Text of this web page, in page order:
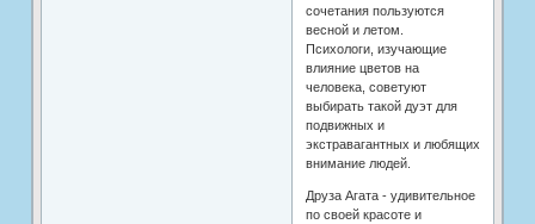
сочетания пользуются
весной и летом.
Психологи, изучающие
влияние цветов на
человека, советуют
выбирать такой дуэт для
подвижных и
экстравагантных и любящих
внимание людей.
Друза Агата - удивительное
по своей красоте и